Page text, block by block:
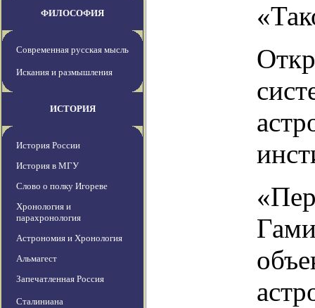
ФИЛОСОФИЯ
Современная русская мысль
Искания и размышления
ИСТОРИЯ
История России
История в МГУ
Слово о полку Игореве
Хронология и
парахронология
Астрономия и Хронология
Альмагест
Запечатленная Россия
Сталиниана